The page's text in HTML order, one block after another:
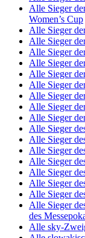
Alle Sieger
Women’s Cup
Alle Sieger
Alle Sieger
Alle Sieger
Alle Sieger
Alle Sieger
Alle Sieger
Alle Sieger
Alle Sieger
Alle Sieger
Alle Sieger
Alle Sieger
Alle Sieger
Alle Sieger
Alle Sieger
Alle Sieger
Alle Sieger
Alle Sieger
des
Alle sky-